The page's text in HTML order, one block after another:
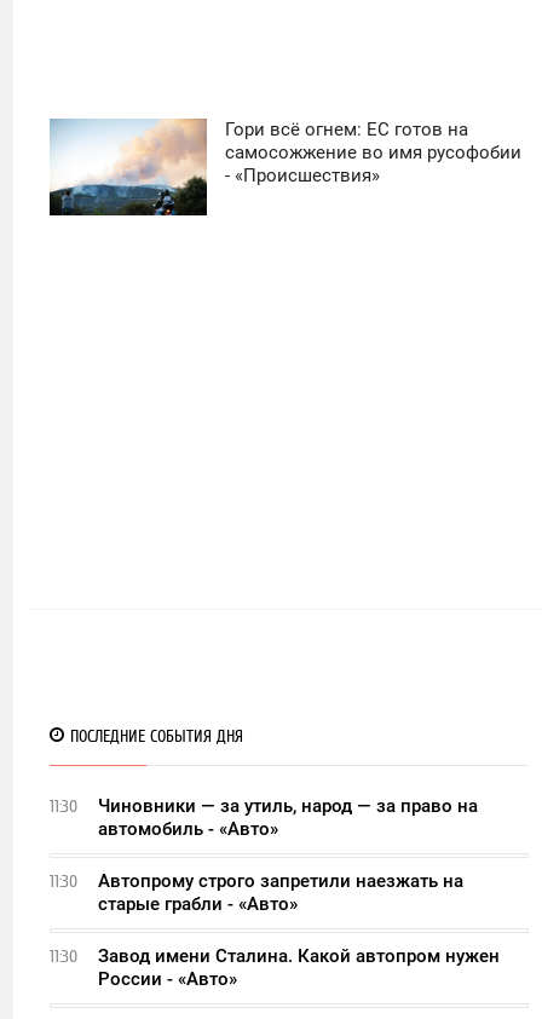
Гори всё огнем: ЕС готов на
самосожжение во имя русофобии
- «Происшествия»
ПОСЛЕДНИЕ СОБЫТИЯ ДНЯ
11:30
Чиновники — за утиль, народ — за право на
автомобиль - «Авто»
11:30
Автопрому строго запретили наезжать на
старые грабли - «Авто»
11:30
Завод имени Сталина. Какой автопром нужен
России - «Авто»